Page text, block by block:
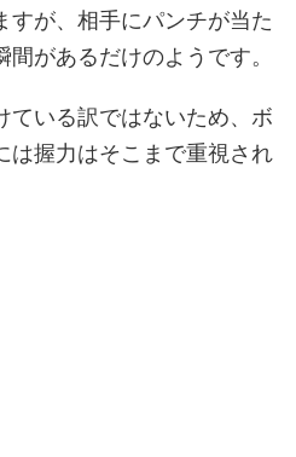
すが、相手にパンチが当た
があるだけのようです。
ている訳ではないため、ボ
は握力はそこまで重視され